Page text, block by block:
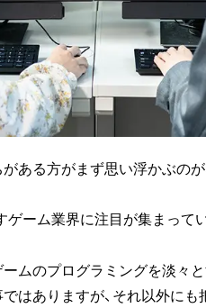
ある方がまず思い浮かぶの
ーム業界に注目が集まって
ムのプログラミングを淡々
はありますが、それ以外に